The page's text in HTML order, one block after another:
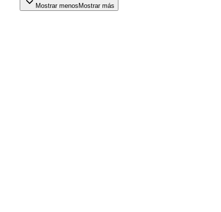
Mostrar menos Mostrar más